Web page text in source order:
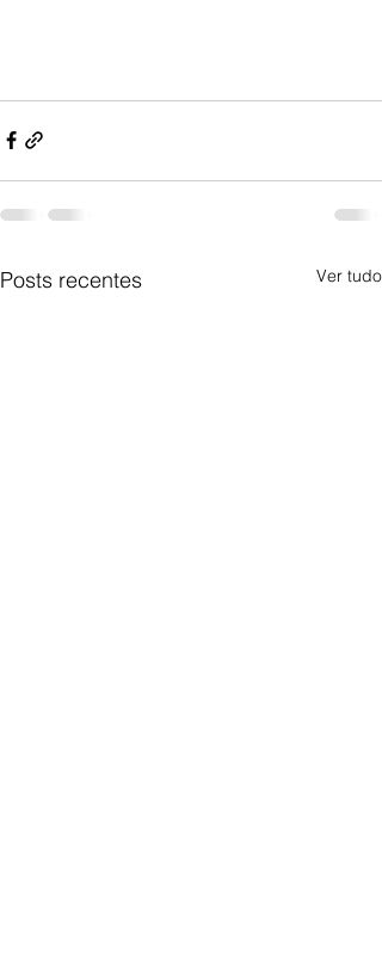
Posts recentes Ver tudo